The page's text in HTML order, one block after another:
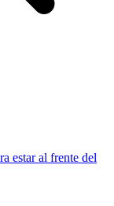
estar al frente del